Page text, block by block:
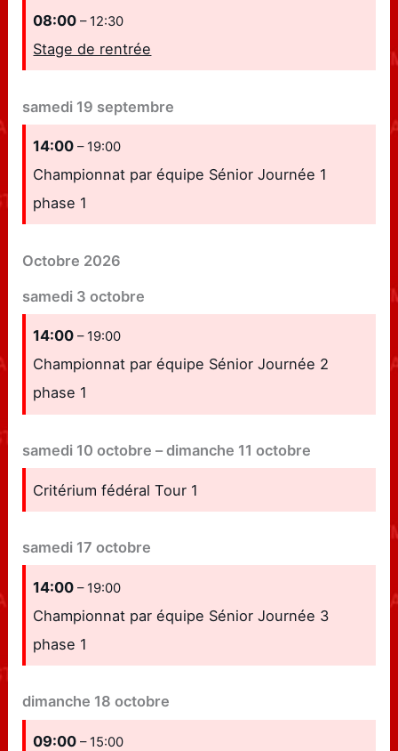
08:00– 12:30
Stage de rentrée
samedi 19 septembre
14:00– 19:00
Championnat par équipe Sénior Journée 1
phase 1
Octobre 2026
samedi 3 octobre
14:00– 19:00
Championnat par équipe Sénior Journée 2
phase 1
samedi 10 octobre –dimanche 11 octobre
Critérium fédéral Tour 1
samedi 17 octobre
14:00– 19:00
Championnat par équipe Sénior Journée 3
phase 1
dimanche 18 octobre
09:00– 15:00